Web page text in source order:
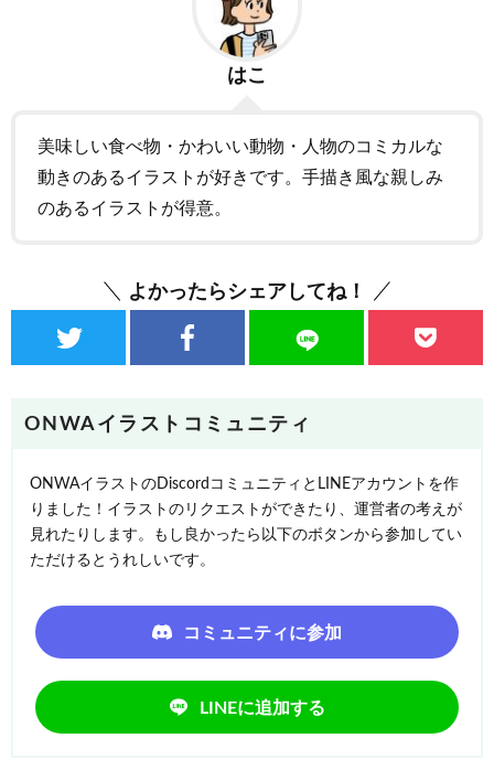
はこ
美味しい食べ物・かわいい動物・人物のコミカルな
動きのあるイラストが好きです。手描き風な親しみ
のあるイラストが得意。
よかったらシェアしてね！
ONWAイラストコミュニティ
ONWAイラストのDiscordコミュニティとLINEアカウントを作
りました！イラストのリクエストができたり、運営者の考えが
見れたりします。もし良かったら以下のボタンから参加してい
ただけるとうれしいです。
コミュニティに参加
LINEに追加する